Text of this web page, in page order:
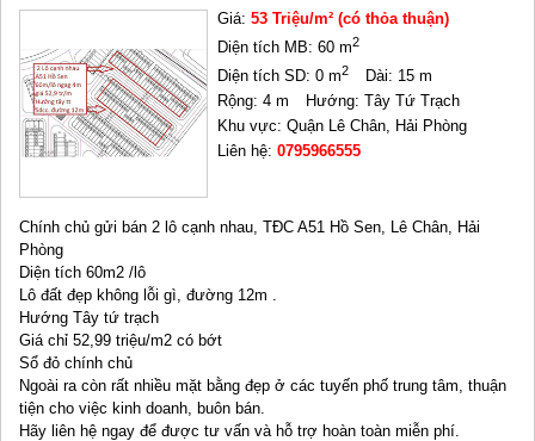
Giá:53 Triệu/m² (có thỏa thuận)
Diện tích MB: 60 m2
Diện tích SD: 0 m2
Dài: 15 m
Rộng: 4 m
Hướng: Tây Tứ Trạch
Khu vực: Quận Lê Chân, Hải Phòng
Liên hệ:0795966555
Chính chủ gửi bán 2 lô cạnh nhau, TĐC A51 Hồ Sen, Lê Chân, Hải
Phòng
Diện tích 60m2 /lô
Lô đất đẹp không lỗi gì, đường 12m .
Hướng Tây tứ trạch
Giá chỉ 52,99 triệu/m2 có bớt
Sổ đỏ chính chủ
Ngoài ra còn rất nhiều mặt bằng đẹp ở các tuyến phố trung tâm, thuận
tiện cho việc kinh doanh, buôn bán.
Hãy liên hệ ngay để được tư vấn và hỗ trợ hoàn toàn miễn phí.